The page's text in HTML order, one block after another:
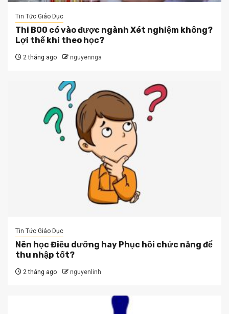
Tin Tức Giáo Dục
Thi B00 có vào được ngành Xét nghiệm không?
Lợi thế khi theo học?
2 tháng ago nguyennga
Tin Tức Giáo Dục
Nên học Điều dưỡng hay Phục hồi chức năng để
thu nhập tốt?
2 tháng ago nguyenlinh